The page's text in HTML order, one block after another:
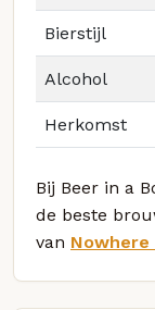
Bierstijl
Alcohol
Herkomst
Bij Beer in a
de beste
van Nowhere